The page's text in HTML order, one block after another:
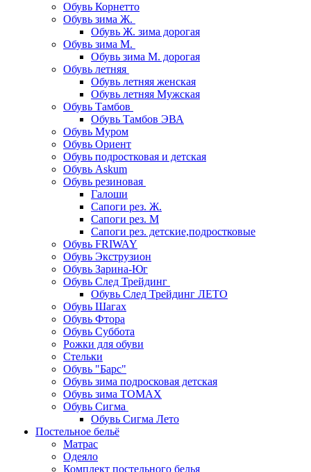
Обувь Корнетто
Обувь зима Ж.
Обувь Ж. зима дорогая
Обувь зима М.
Обувь зима М. дорогая
Обувь летняя
Обувь летняя женская
Обувь летняя Мужская
Обувь Тамбов
Обувь Тамбов ЭВА
Обувь Муром
Обувь Ориент
Обувь подростковая и детская
Обувь Askum
Обувь резиновая
Галоши
Сапоги рез. Ж.
Сапоги рез. М
Сапоги рез. детские,подростковые
Обувь FRIWAY
Обувь Экструзион
Обувь Зарина-Юг
Обувь След Трейдинг
Обувь След Трейдинг ЛЕТО
Обувь Шагах
Обувь Фтора
Обувь Суббота
Рожки для обуви
Стельки
Обувь "Барс"
Обувь зима подросковая детская
Обувь зима ТОМАХ
Обувь Сигма
Обувь Сигма Лето
Постельное бельё
Матрас
Одеяло
Комплект постельного белья